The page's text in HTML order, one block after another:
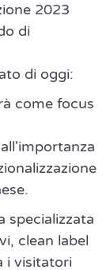
2023
di
di oggi:
come focus
specializzata
clean label
i visitatori